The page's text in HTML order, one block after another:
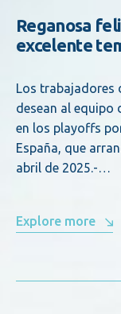
Reganosa
excelente
Los trabajadores
desean al equipo
en los playoffs
España, que
abril de 2025.-…
Explore more